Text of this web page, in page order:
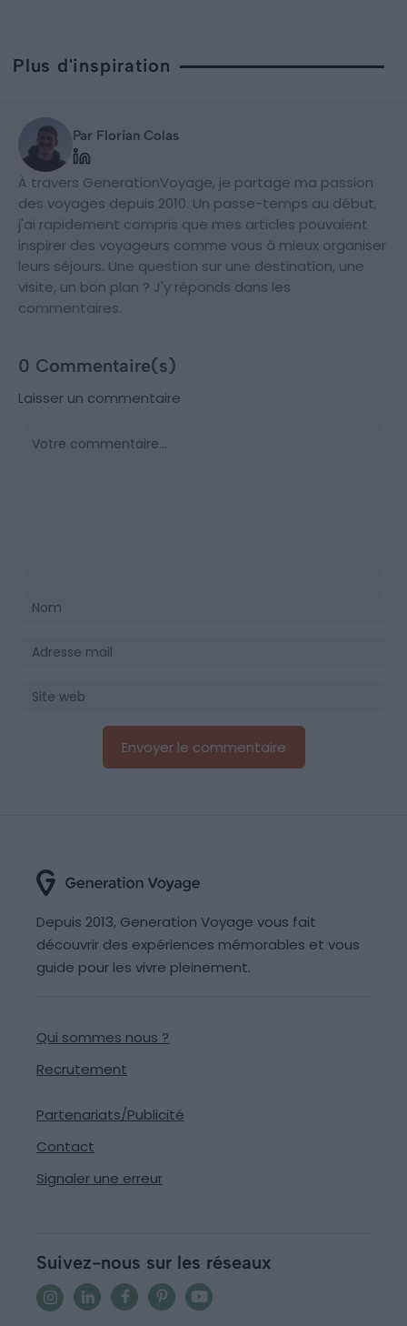
Plus d'inspiration
Par Florian Colas
À travers GenerationVoyage, je partage ma passion
des voyages depuis 2010. Un passe-temps au début,
j'ai rapidement compris que mes articles pouvaient
inspirer des voyageurs comme vous à mieux organiser
leurs séjours. Une question sur une destination, une
visite, un bon plan ? J'y réponds dans les
commentaires.
0 Commentaire(s)
Laisser un commentaire
Depuis 2013, Generation Voyage vous fait
découvrir des expériences mémorables et vous
guide pour les vivre pleinement.
Qui sommes nous ?
Recrutement
Partenariats/Publicité
Contact
Signaler une erreur
Suivez-nous sur les réseaux